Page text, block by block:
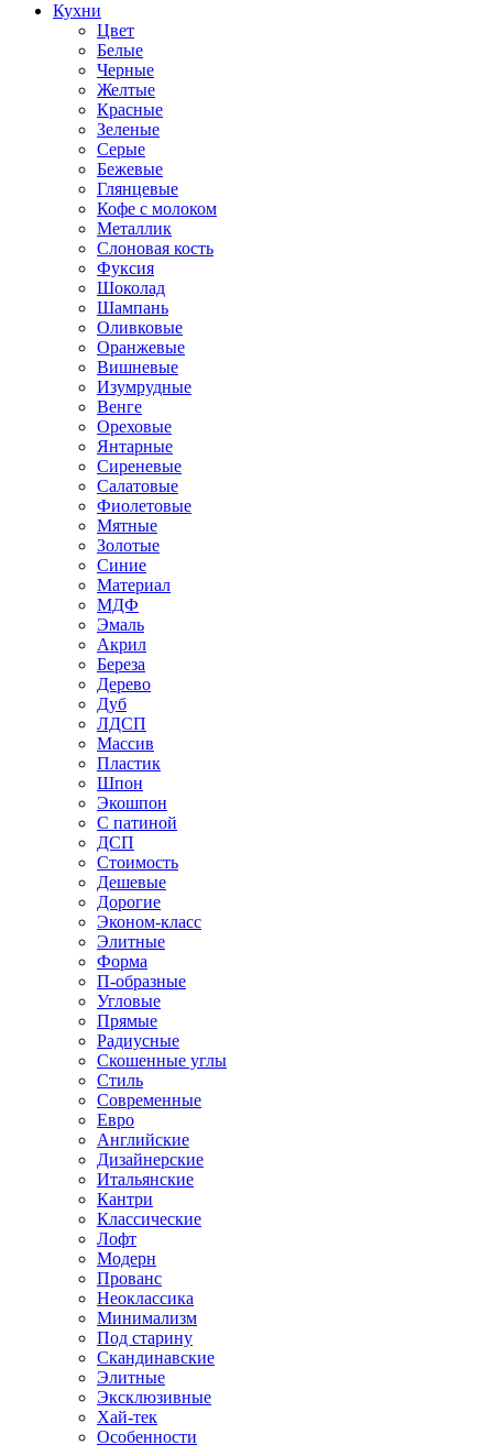
Кухни
Цвет
Белые
Черные
Желтые
Красные
Зеленые
Серые
Бежевые
Глянцевые
Кофе с молоком
Металлик
Слоновая кость
Фуксия
Шоколад
Шампань
Оливковые
Оранжевые
Вишневые
Изумрудные
Венге
Ореховые
Янтарные
Сиреневые
Салатовые
Фиолетовые
Мятные
Золотые
Синие
Материал
МДФ
Эмаль
Акрил
Береза
Дерево
Дуб
ЛДСП
Массив
Пластик
Шпон
Экошпон
С патиной
ДСП
Стоимость
Дешевые
Дорогие
Эконом-класс
Элитные
Форма
П-образные
Угловые
Прямые
Радиусные
Скошенные углы
Стиль
Современные
Евро
Английские
Дизайнерские
Итальянские
Кантри
Классические
Лофт
Модерн
Прованс
Неоклассика
Минимализм
Под старину
Скандинавские
Элитные
Эксклюзивные
Хай-тек
Особенности